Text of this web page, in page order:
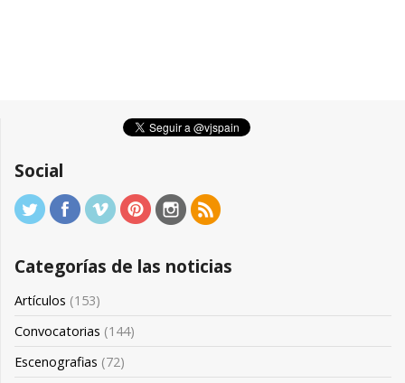
Social
Categorías de las noticias
Artículos (153)
Convocatorias (144)
Escenografias (72)